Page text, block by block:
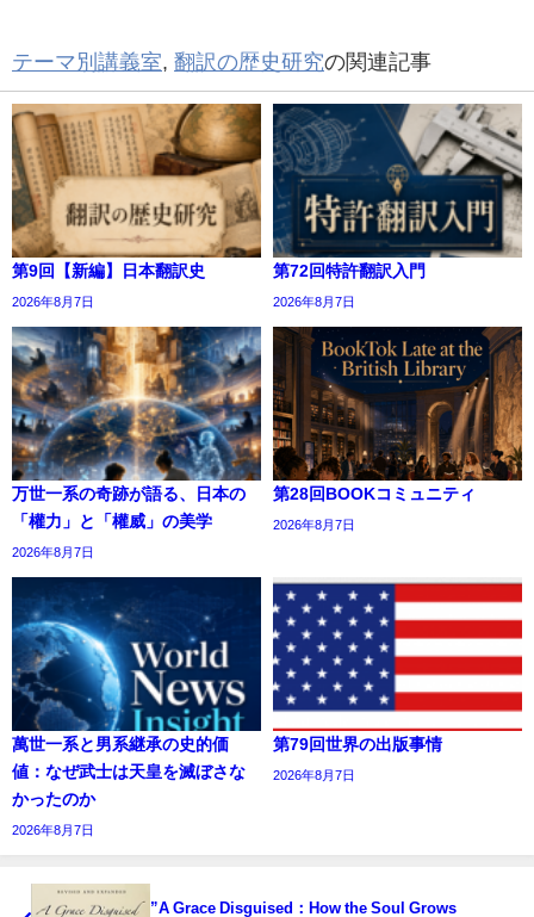
テーマ別講義室 翻訳の歴史研究の関連記事
第9回【新編】日本翻訳史
2026年8月7日
第72回特許翻訳入門
2026年8月7日
万世一系の奇跡が語る、日本の
「權力」と「權威」の美学
2026年8月7日
第28回BOOKコミュニティ
2026年8月7日
萬世一系と男系継承の史的価
値：なぜ武士は天皇を滅ぼさな
かったのか
2026年8月7日
第79回世界の出版事情
2026年8月7日
”A Grace Disguised：How the Soul Grows